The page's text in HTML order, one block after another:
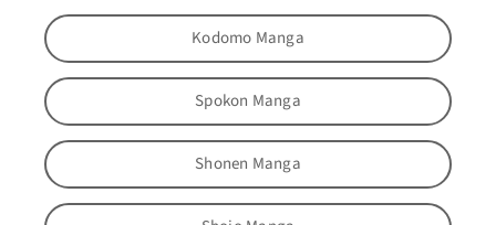
Kodomo Manga
Spokon Manga
Shonen Manga